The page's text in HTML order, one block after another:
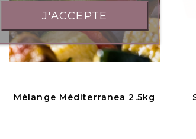
Mélange Méditerranea 2.5kg
J'ACCEPTE